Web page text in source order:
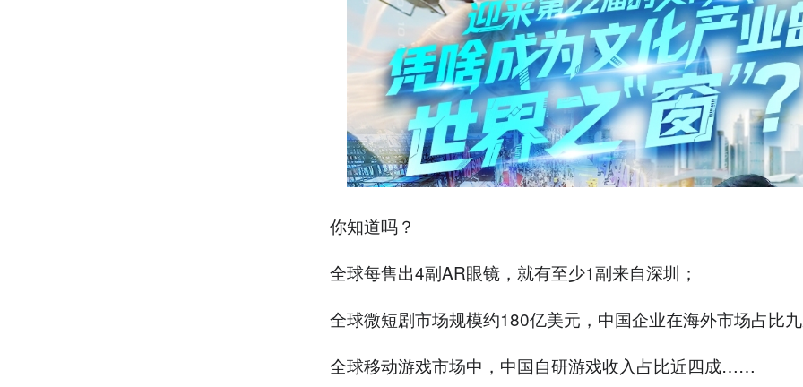
你知道吗？
全球每售出4副AR眼镜，就有至少1副来自深圳；
全球微短剧市场规模约180亿美元，中国企业在海外市场占比
全球移动游戏市场中，中国自研游戏收入占比近四成……